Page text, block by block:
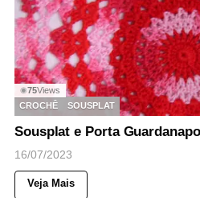
◉75Views
CROCHÊ
SOUSPLAT
Sousplat e Porta
16/07/2023
Veja Mais